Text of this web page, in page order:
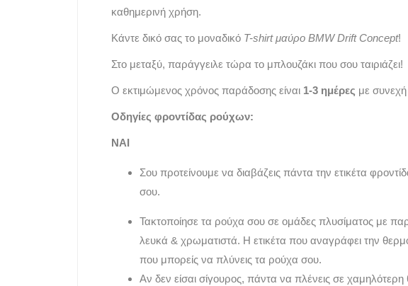
καθημερινή χρήση.
Κάντε δικό σας το μοναδικό T-shirt μαύρο BMW Drift Concept!
Στο μεταξύ, παράγγειλε τώρα το μπλουζάκι που σου ταιριάζει!
Ο εκτιμώμενος χρόνος παράδοσης είναι 1-3 ημέρες με
Οδηγίες φροντίδας ρούχων:
ΝΑΙ
Σου προτείνουμε να διαβάζεις πάντα την ετικέτα
σου.
Τακτοποίησε τα ρούχα σου σε ομάδες πλυσίματος με
λευκά & χρωματιστά. Η ετικέτα που αναγράφει την
που μπορείς να πλύνεις τα ρούχα σου.
Αν δεν είσαι σίγουρος, πάντα να πλένεις σε